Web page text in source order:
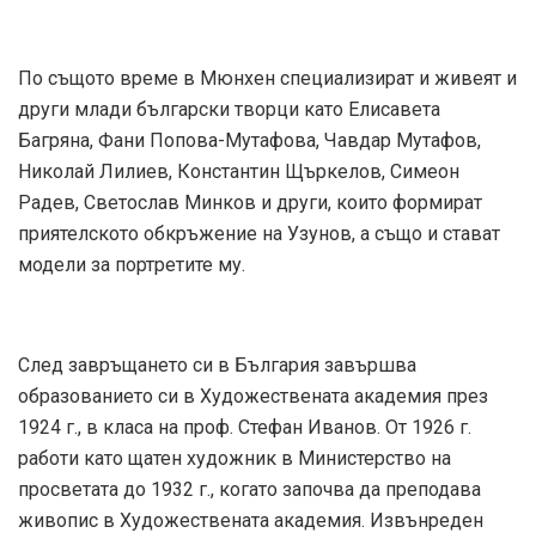
По същото време в Мюнхен специализират и живеят и
други млади български творци като Елисавета
Багряна, Фани Попова-Мутафова, Чавдар Мутафов,
Николай Лилиев, Константин Щъркелов, Симеон
Радев, Светослав Минков и други, които формират
приятелското обкръжение на Узунов, а също и стават
модели за портретите му.
След завръщането си в България завършва
образованието си в Художествената академия през
1924 г., в класа на проф. Стефан Иванов. От 1926 г.
работи като щатен художник в Министерство на
просветата до 1932 г., когато започва да преподава
живопис в Художествената академия. Извънреден